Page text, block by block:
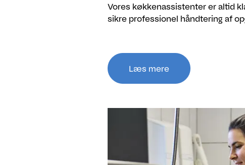
Vores køkkenassistenter er altid
sikre professionel håndtering af
Læs mere